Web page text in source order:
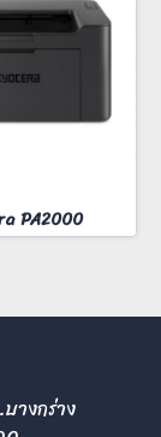
PA2000
างกร่าง